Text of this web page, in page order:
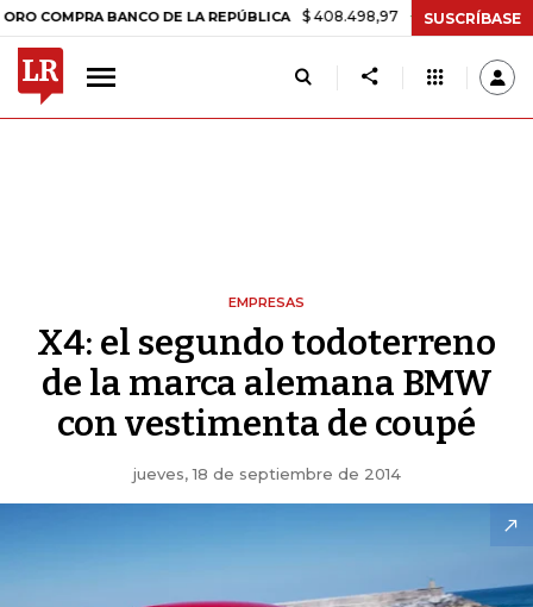
BANCO DE LA REPÚBLICA $ 408.498,97 +$ 8.753,81 +2,19%
SUSCRÍBASE
EMPRESAS
X4: el segundo todoterreno
de la marca alemana BMW
con vestimenta de coupé
jueves, 18 de septiembre de 2014